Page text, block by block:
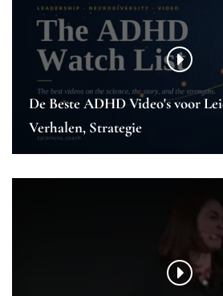
De Beste ADHD Video's voor
Verhalen, Strategie